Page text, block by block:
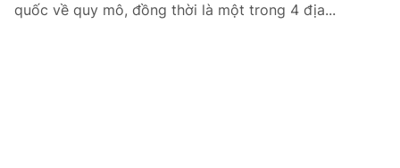
quốc về quy mô, đồng thời là một trong 4 địa...